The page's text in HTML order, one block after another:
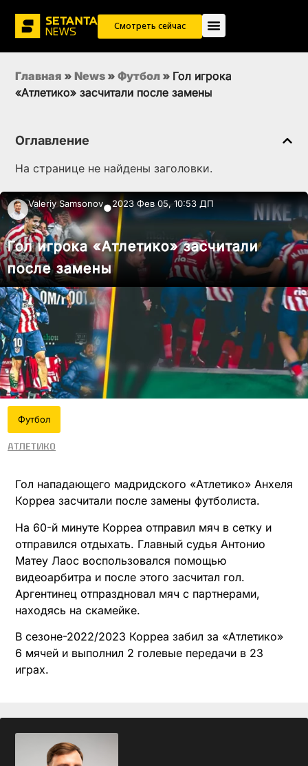
Смотреть сейчас
Главная » News » Футбол » Гол игрока
«Атлетико» засчитали после замены
Оглавление
На странице не найдены заголовки.
Valeriy Samsonov●2023 Фев 05, 10:53 ДП
Гол игрока «Атлетико» засчитали
после замены
Футбол
Атлетико
Гол нападающего мадридского «Атлетико» Анхеля
Корреа засчитали после замены футболиста.
На 60-й минуте Корреа отправил мяч в сетку и
отправился отдыхать. Главный судья Антонио
Матеу Лаос воспользовался помощью
видеоарбитра и после этого засчитал гол.
Аргентинец отпраздновал мяч с партнерами,
находясь на скамейке.
В сезоне-2022/2023 Корреа забил за «Атлетико»
6 мячей и выполнил 2 голевые передачи в 23
играх.